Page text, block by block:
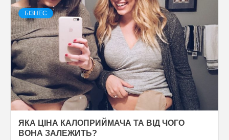
БІЗНЕС
ЯКА ЦІНА КАЛОПРИЙМАЧА ТА ВІД ЧОГО
ВОНА ЗАЛЕЖИТЬ?